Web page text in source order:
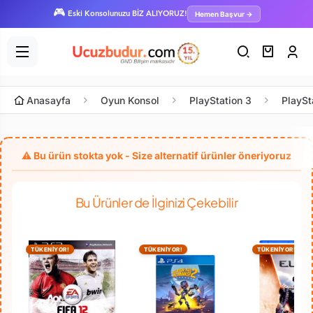
🎮 Eski Konsolunuzu BİZ ALIYORUZ! Hemen Başvur →
Anasayfa Oyun Konsol PlayStation 3
Bu Ürünler de İlginizi Çekebilir
TÜKENİYOR! TÜKENİYOR! TÜKENİYOR!